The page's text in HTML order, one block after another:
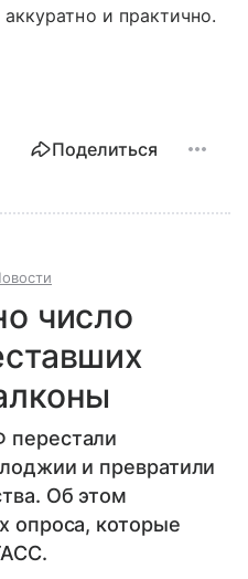
и практично.
Поделиться
число
перестали
и превратили
Об этом
опроса, которые